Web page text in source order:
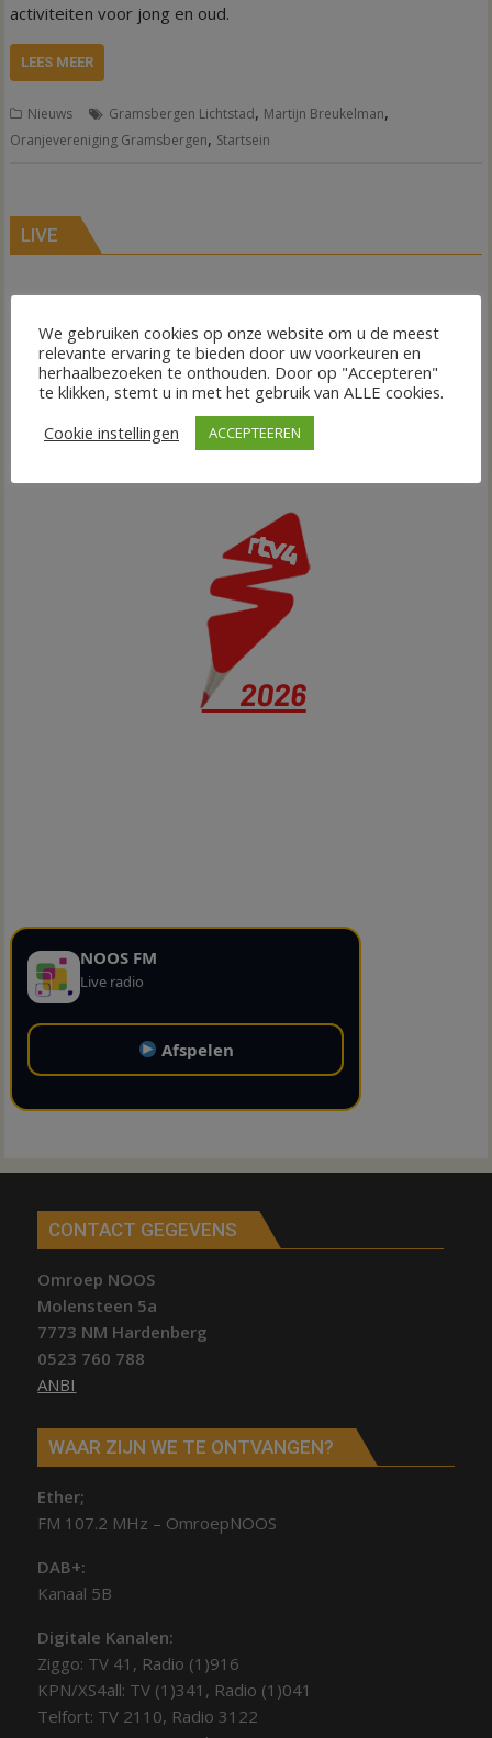
activiteiten voor jong en oud.
LEES MEER
Nieuws Gramsbergen Lichtstad, Martijn Breukelman,
Oranjevereniging Gramsbergen, Startsein
LIVE
NOOS FM
Live radio
Afspelen
CONTACT GEGEVENS
Omroep NOOS
Molensteen 5a
7773 NM Hardenberg
0523 760 788
ANBI
WAAR ZIJN WE TE ONTVANGEN?
Ether;
FM 107.2 MHz – OmroepNOOS
DAB+:
Kanaal 5B
Digitale Kanalen:
Ziggo: TV 41, Radio (1)916
KPN/XS4all: TV (1)341, Radio (1)041
Telfort: TV 2110, Radio 3122
We gebruiken cookies op onze website om u de meest
relevante ervaring te bieden door uw voorkeuren en
herhaalbezoeken te onthouden. Door op "Accepteren"
te klikken, stemt u in met het gebruik van ALLE cookies.
Cookie instellingen
ACCEPTEEREN